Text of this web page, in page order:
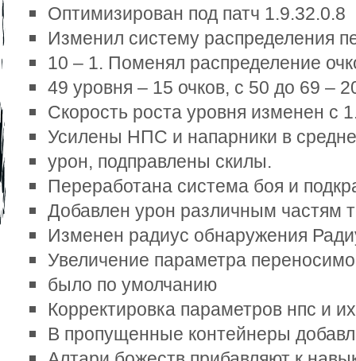
Оптимизирован под патч 1.9.32.0.8
Изменил систему распределения
10 – 1. Поменял распределение
49 уровня – 15 очков, с 50 до 69 –
Скорость роста уровня изменен с
Усилены НПС и напарники в
урон, подправлены скилы.
Переработана система боя и
Добавлен урон различным частям
Изменен радиус обнаружения
Увеличение параметра
было по умолчанию
Корректировка параметров нпс и
В пропущенные контейнеры